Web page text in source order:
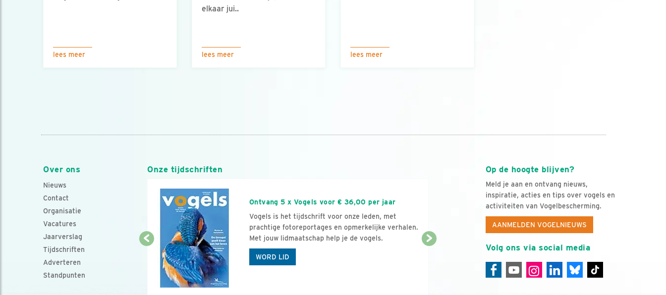
lees meer
elkaar jui..
lees meer lees meer
Over ons
Nieuws
Contact
Organisatie
Vacatures
Jaarverslag
Tijdschriften
Adverteren
Standpunten
Op de hoogte blijven?
Meld je aan en ontvang nieuws,
inspiratie, acties en tips over vogels en
activiteiten van Vogelbescherming.
AANMELDEN VOGELNIEUWS
Volg ons via social media
Onze tijdschriften
Ontvang 5 x Vogels voor € 36,00 per jaar
Vogels is het tijdschrift voor onze leden, met
prachtige fotoreportages en opmerkelijke verhalen.
Met jouw lidmaatschap help je de vogels.
WORD LID